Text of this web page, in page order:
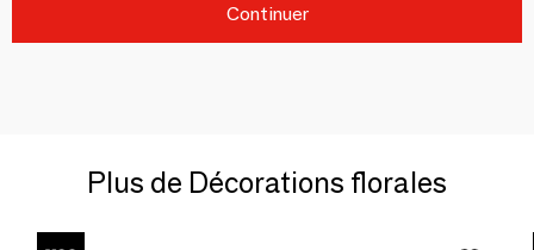
Continuer
Plus de Décorations florales